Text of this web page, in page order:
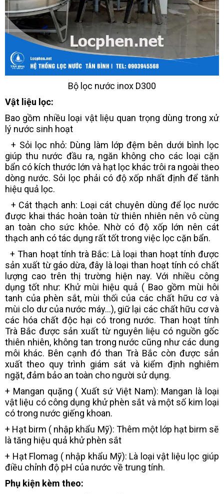
Bộ lọc nước inox D300
Vật liệu lọc:
Bao gồm nhiều loại vật liệu quan trọng dùng trong xử
lý nước sinh hoạt
+ Sỏi lọc nhỏ: Dùng làm lớp đệm bên dưới bình lọc
giúp thu nước đầu ra, ngăn không cho các loại cặn
bẩn có kích thước lớn và hạt lọc khác trôi ra ngoài theo
dòng nước. Sỏi lọc phải có độ xốp nhất định để tănh
hiệu quả lọc.
+ Cát thạch anh: Loại cát chuyên dùng để lọc nước
được khai thác hoàn toàn từ thiên nhiên nên vô cùng
an toàn cho sức khỏe. Nhờ có độ xốp lớn nên cát
thạch anh có tác dụng rất tốt trong việc lọc cặn bẩn.
+ Than hoạt tính trà Bắc: Là loại than hoạt tính được
sản xuất từ gáo dừa, đây là loại than hoạt tính có chất
lượng cao trên thị trường hiện nay. Với nhiều công
dụng tốt như: Khử mùi hiệu quả ( Bao gồm mùi hôi
tanh của phèn sắt, mùi thối của các chất hữu cơ và
mùi clo dư của nước máy...), giữ lại các chất hữu cơ và
các hóa chất độc hại có trong nước. Than hoạt tính
Trà Bắc được sản xuất từ nguyên liệu có nguồn gốc
thiên nhiên, không tan trong nước cũng như các dung
môi khác. Bên cạnh đó than Trà Bắc còn được sản
xuất theo quy trình giám sát và kiểm định nghiêm
ngặt, đảm bảo an toàn cho người sử dụng.
+ Mangan quặng ( Xuất sứ Việt Nam): Mangan là loại
vật liệu có công dụng khử phèn sắt và một số kim loại
có trong nước giếng khoan.
+ Hạt birm ( nhập khẩu Mỹ): Thêm một lớp hạt birm sẽ
là tăng hiệu quả khử phèn sắt
+ Hạt Flomag ( nhập khẩu Mỹ): Là loại vật liệu lọc giúp
điều chỉnh độ pH của nước về trung tính.
Phụ kiện kèm theo: